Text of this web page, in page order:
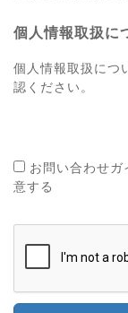
個人情報取扱に
個人情報取扱につ
認ください。
お問い合わせガ
意する